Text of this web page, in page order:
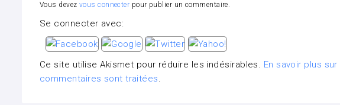
Vous devez vous connecter pour publier un commentaire.
Se connecter avec:
Ce site utilise Akismet pour réduire les indésirables. En savoir plus
commentaires sont traitées.